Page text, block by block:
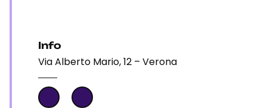
Info
Via Alberto Mario, 12 – Verona